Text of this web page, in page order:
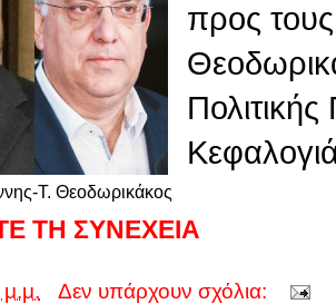
Τ. Θεοδωρικάκος
προς
ΤΗ ΣΥΝΕΧΕΙΑ
μ.μ.
Δεν υπάρχουν σχόλια: